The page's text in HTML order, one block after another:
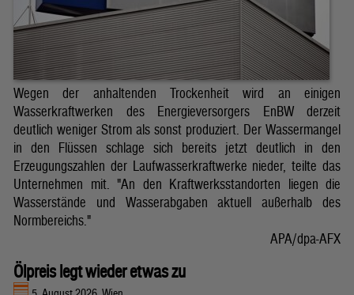
Wegen der anhaltenden Trockenheit wird an einigen
Wasserkraftwerken des Energieversorgers EnBW derzeit
deutlich weniger Strom als sonst produziert. Der Wassermangel
in den Flüssen schlage sich bereits jetzt deutlich in den
Erzeugungszahlen der Laufwasserkraftwerke nieder, teilte das
Unternehmen mit. "An den Kraftwerksstandorten liegen die
Wasserstände und Wasserabgaben aktuell außerhalb des
Normbereichs."
APA/dpa-AFX
Ölpreis legt wieder etwas zu